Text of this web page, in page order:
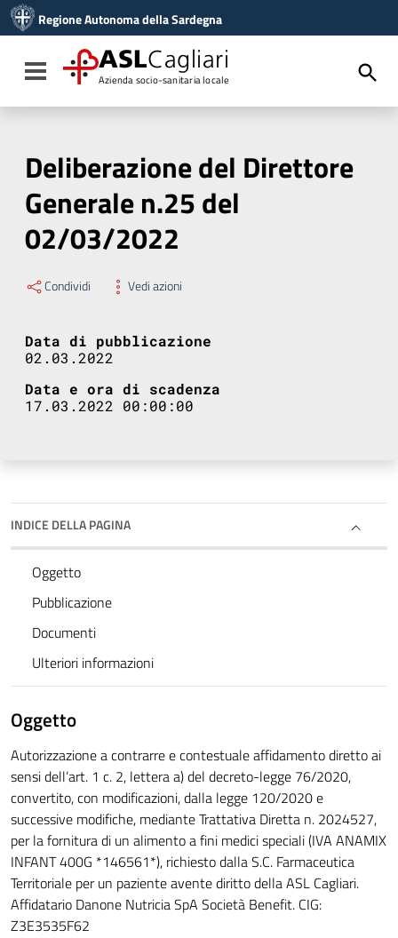
Vai al menu di navigazione
Vai al footer
Regione Autonoma della Sardegna
Toggle navigation
ASLCagliari
Azienda socio-sanitaria locale
Deliberazione del Direttore
Generale n.25 del
02/03/2022
Condividi Vedi azioni
Data di pubblicazione
02.03.2022
Data e ora di scadenza
17.03.2022 00:00:00
INDICE DELLA PAGINA
Oggetto
Pubblicazione
Documenti
Ulteriori informazioni
Oggetto
Autorizzazione a contrarre e contestuale affidamento diretto ai
sensi dell’art. 1 c. 2, lettera a) del decreto-legge 76/2020,
convertito, con modificazioni, dalla legge 120/2020 e
successive modifiche, mediante Trattativa Diretta n. 2024527,
per la fornitura di un alimento a fini medici speciali (IVA ANAMIX
INFANT 400G *146561*), richiesto dalla S.C. Farmaceutica
Territoriale per un paziente avente diritto della ASL Cagliari.
Affidatario Danone Nutricia SpA Società Benefit. CIG:
Z3E3535F62